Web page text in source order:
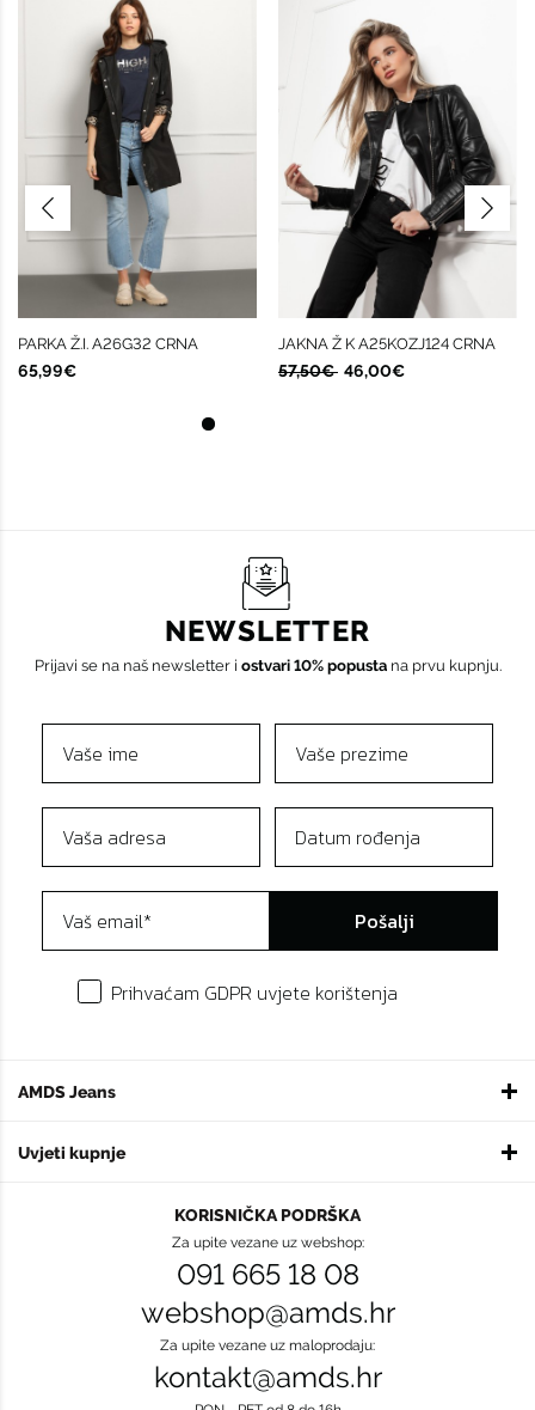
PARKA Ž.I. A26G32 CRNA
65,99€
JAKNA Ž K A25KOZJ124 CRNA
57,50€ 46,00€
AMDS Jeans
Uvjeti kupnje
NEWSLETTER
Prijavi se na naš newsletter i ostvari 10% popustana prvu kupnju.
Pošalji
Prihvaćam GDPR uvjete korištenja
KORISNIČKA PODRŠKA
Za upite vezane uz webshop:
091 665 18 08
webshop@amds.hr
Za upite vezane uz maloprodaju:
kontakt@amds.hr